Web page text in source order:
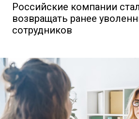
Российские компании
возвращать ранее
сотрудников